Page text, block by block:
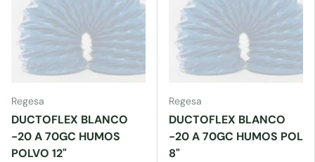
Regesa
DUCTOFLEX BLANCO
-20 A 70GC HUMOS
POLVO 12"
Regesa
DUCTOFLEX BLANCO
-20 A 70GC HUMOS POL
8"